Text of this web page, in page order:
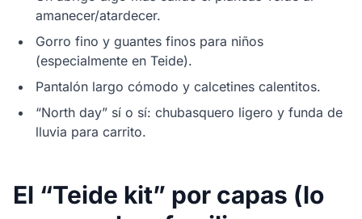
amanecer/atardecer.
Gorro fino y guantes finos para niños
(especialmente en Teide).
Pantalón largo cómodo y calcetines calentitos.
“North day” sí o sí: chubasquero ligero y funda de
lluvia para carrito.
El “Teide kit” por capas (lo